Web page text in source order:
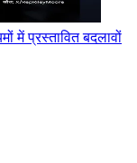
में प्रस्तावित बदलावों